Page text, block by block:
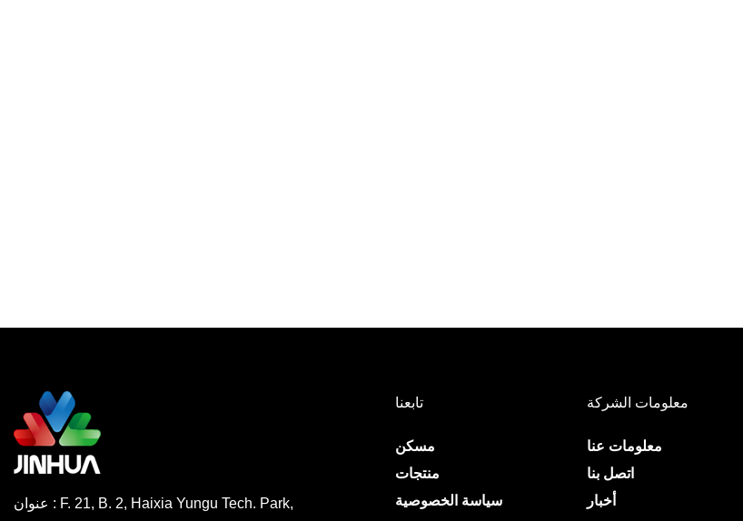
عنوان : F. 21, B. 2, Haixia Yungu Tech. Park,
تابعنا
مسكن
منتجات
سياسة الخصوصية
معلومات الشركة
معلومات عنا
اتصل بنا
أخبار